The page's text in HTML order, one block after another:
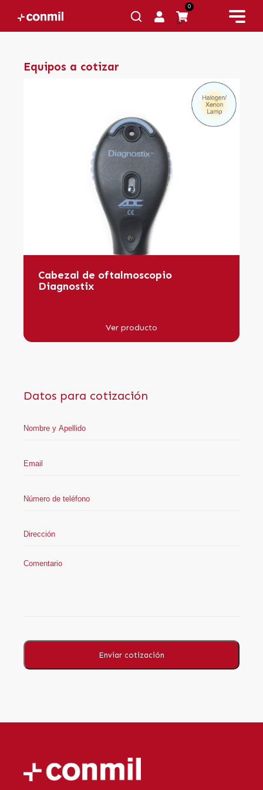
0
$0
Equipos a cotizar
Cabezal de oftalmoscopio
Diagnostix
Ver producto
Datos para cotización
Enviar cotización